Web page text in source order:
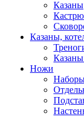
Казаны
Казаны,
Ножи